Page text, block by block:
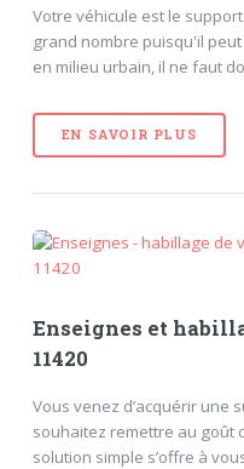
Votre véhicule est le
grand nombre puisqu'il
en milieu urbain, il ne faut
EN SAVOIR PLUS
Enseignes et
11420
Vous venez d’acquérir une
souhaitez remettre au goût
solution simple s’offre à